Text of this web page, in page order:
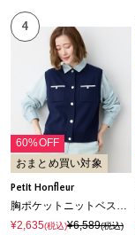
4
60%OFF
おまとめ買い対象
Petit Honfleur
胸ポケットニットベスト【ウォッシャブル】
¥2,635(税込)¥6,589(税込)